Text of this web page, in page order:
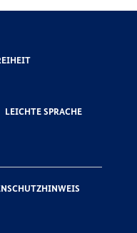
LEICHTE SPRACHE